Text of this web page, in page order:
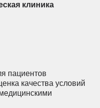
клиника
пациентов
качества условий